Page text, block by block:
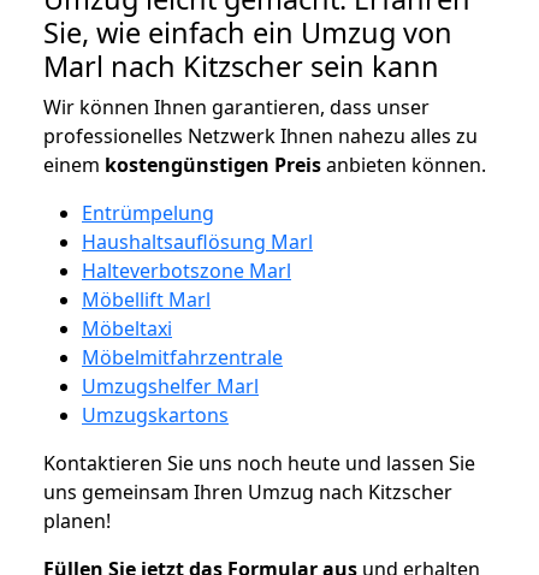
Sie, wie einfach ein Umzug von
Marl nach Kitzscher sein kann
Wir können Ihnen garantieren, dass unser
professionelles Netzwerk Ihnen nahezu alles zu
einem kostengünstigen Preisanbieten können.
Entrümpelung
Haushaltsauflösung Marl
Halteverbotszone Marl
Möbellift Marl
Möbeltaxi
Möbelmitfahrzentrale
Umzugshelfer Marl
Umzugskartons
Kontaktieren Sie uns noch heute und lassen Sie
uns gemeinsam Ihren Umzug nach Kitzscher
planen!
Füllen Sie jetzt das Formular aus und erhalten